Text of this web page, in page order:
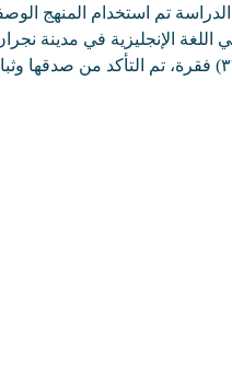
الدراسة تم استخدام المنهج
من معلمي اللغة الإنجليزية في
أداة الدراسة المتمثلة بالاستبانة والتي تكونت من (٣٦) فقرة، تم